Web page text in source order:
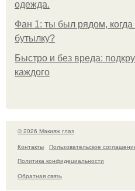
одежда.
Фан 1: ты был рядом,
бутылку?
Быстро и без вреда:
каждого
© 2026 Макияж глаз
Контакты
Пользовательское
Политика конфидециальности
Обратная связь